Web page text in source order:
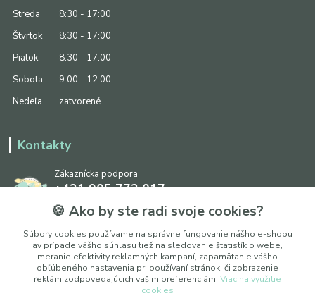
Streda
8:30 - 17:00
Štvrtok
8:30 - 17:00
Piatok
8:30 - 17:00
Sobota
9:00 - 12:00
Nedeľa
zatvorené
Kontakty
Zákaznícka podpora
+421 905 773 017
(Po-Pia, 8:30 - 17:00, So: 9:00 - 12:00)
info@ipapier.sk
🍪 Ako by ste radi svoje cookies?
Súbory cookies používame na správne fungovanie nášho e-shopu
av prípade vášho súhlasu tiež na sledovanie štatistík o webe,
meranie efektivity reklamných kampaní, zapamätanie vášho
obľúbeného nastavenia pri používaní stránok, či zobrazenie
reklám zodpovedajúcich vašim preferenciám. Viac na využitie
cookies